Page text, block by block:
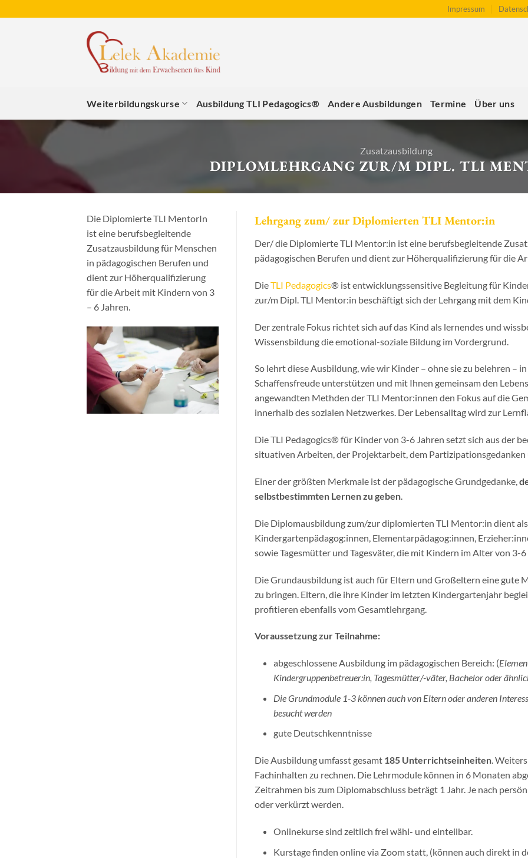
Impressum
Weiterbildungskurse Ausbildung TLI Pedagogics® Andere Ausbildungen Termine Über uns
Zusatzausbildung
DIPLOMLEHRGANG ZUR/M DIPL. TLI
Die Diplomierte TLI MentorIn
ist eine berufsbegleitende
Zusatzausbildung für Menschen
in pädagogischen Berufen und
dient zur Höherqualifizierung
für die Arbeit mit Kindern von 3
– 6 Jahren.
Lehrgang zum/ zur Diplomierten TLI Mentor:in
Der/ die Diplomierte TLI Mentor:in ist eine berufsbegleitende
pädagogischen Berufen und dient zur Höherqualifizierung für die
DieTLI Pedagogics® ist entwicklungssensitive Begleitung für
zur/m Dipl. TLI Mentor:in beschäftigt sich der Lehrgang mit dem
Der zentrale Fokus richtet sich auf das Kind als lernendes und
Wissensbildung die emotional-soziale Bildung im Vordergrund.
So lehrt diese Ausbildung, wie wir Kinder – ohne sie zu belehren –
Schaffensfreude unterstützen und mit Ihnen gemeinsam den
angewandten Methden der TLI Mentor:innen den Fokus auf die
innerhalb des sozialen Netzwerkes. Der Lebensalltag wird zur
Die TLI Pedagogics® für Kinder von 3-6 Jahren setzt sich aus der
situativen Arbeiten, der Projektarbeit, dem
Einer der größten Merkmale ist der pädagogische Grundgedanke,
selbstbestimmten Lernen zu geben.
Die Diplomausbildung zum/zur diplomierten TLI Mentor:in dient
Kindergartenpädagog:innen, Elementarpädagog:innen,
sowie Tagesmütter und Tagesväter, die mit Kindern im Alter von 3-
Die Grundausbildung ist auch für Eltern und Großeltern eine gute
zu bringen. Eltern, die ihre Kinder im letzten Kindergartenjahr
profitieren ebenfalls vom Gesamtlehrgang.
Voraussetzung zur Teilnahme:
abgeschlossene Ausbildung im pädagogischen Bereich: (
Kindergruppenbetreuer:in, Tagesmütter/-väter, Bachelor oder
Die Grundmodule 1-3 können auch von Eltern oder anderen
besucht werden
gute Deutschkenntnisse
Die Ausbildung umfasst gesamt 185 Unterrichtseinheiten.
Fachinhalten zu rechnen. Die Lehrmodule können in 6 Monaten
Zeitrahmen bis zum Diplomabschluss beträgt 1 Jahr. Je nach
oder verkürzt werden.
Onlinekurse sind zeitlich frei wähl- und einteilbar.
Kurstage finden online via Zoom statt, (können auch direkt in